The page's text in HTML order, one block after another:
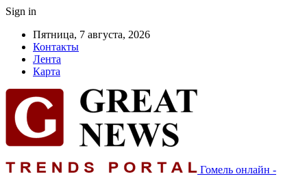
Sign in
Пятница, 7 августа, 2026
Контакты
Лента
Карта
Гомель онлайн -